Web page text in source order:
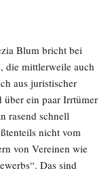
Blum bricht bei
die mittlerweile auch
aus juristischer
über ein paar Irrtümer
rasend schnell
nicht vom
von Vereinen wie
Das sind